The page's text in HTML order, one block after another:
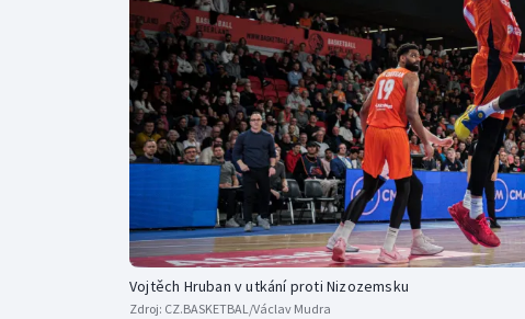
Golf
Gymnastika
Vojtěch Hruban v utkání proti Nizozemsku
Zdroj: CZ.BASKETBAL/Václav Mudra